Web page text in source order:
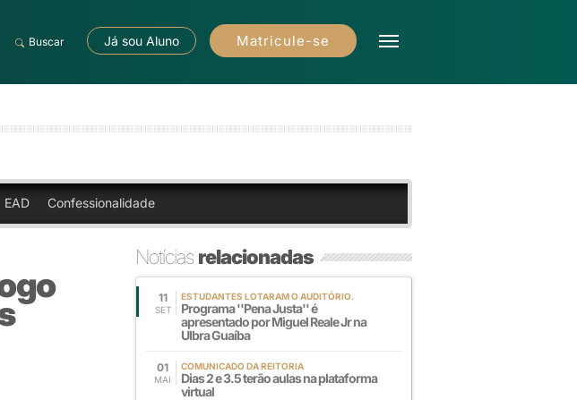
Buscar Já sou Aluno Matricule-se
EAD Confessionalidade
Notíciasrelacionadas
11
SET
ESTUDANTES LOTARAM O AUDITÓRIO.
Programa ''Pena Justa'' é
apresentado por Miguel Reale Jr na
Ulbra Guaíba
01
MAI
COMUNICADO DA REITORIA
Dias 2 e 3.5 terão aulas na plataforma
virtual